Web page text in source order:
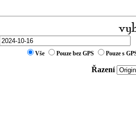
Vše Pouze bez GPS Pouze s
Řazení